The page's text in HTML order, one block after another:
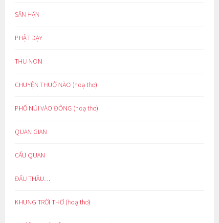
SÂN HẬN
PHẬT DẠY
THU NON
CHUYỆN THUỞ NÀO (hoạ thơ)
PHỐ NÚI VÀO ĐÔNG (hoạ thơ)
QUAN GIAN
CẨU QUAN
ĐẤU THẦU…
KHUNG TRỜI THƠ (hoạ thơ)